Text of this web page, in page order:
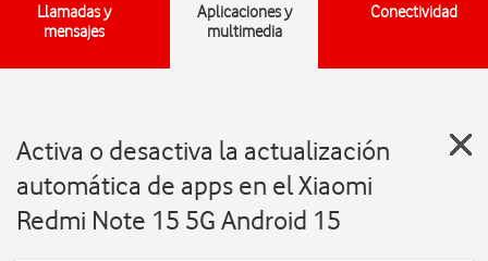
Llamadas y
mensajes
Aplicaciones y
multimedia
Conectividad
Activa o desactiva la actualización
automática de apps en el Xiaomi
Redmi Note 15 5G Android 15